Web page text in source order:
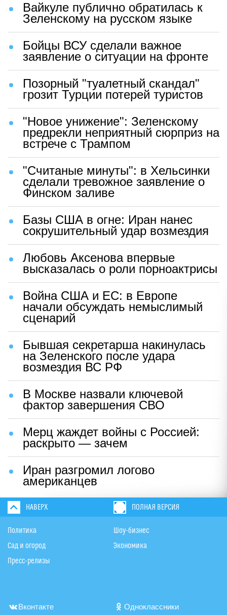
Вайкуле публично обратилась к
Зеленскому на русском языке
Бойцы ВСУ сделали важное
заявление о ситуации на фронте
Позорный "туалетный скандал"
грозит Турции потерей туристов
"Новое унижение": Зеленскому
предрекли неприятный сюрприз на
встрече с Трампом
"Считаные минуты": в Хельсинки
сделали тревожное заявление о
Финском заливе
Базы США в огне: Иран нанес
сокрушительный удар возмездия
Любовь Аксенова впервые
высказалась о роли порноактрисы
Война США и ЕС: в Европе
начали обсуждать немыслимый
сценарий
Бывшая секретарша накинулась
на Зеленского после удара
возмездия ВС РФ
В Москве назвали ключевой
фактор завершения СВО
Мерц жаждет войны с Россией:
раскрыто — зачем
Иран разгромил логово
американцев
НАВЕРХ ПОЛНАЯ ВЕРСИЯ
Политика
Сад и огород
Пресс-релизы
Шоу-бизнес
Экономика
Вконтакте Одноклассники